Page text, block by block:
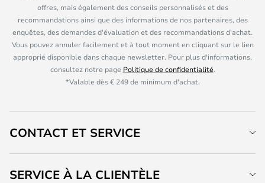
offres, mais également des conseils personnalisés et des
recommandations ainsi que des informations de nos partenaires, des
enquêtes, des demandes d'évaluation et des recommandations d'achat.
Vous pouvez annuler facilement et à tout moment en cliquant sur le lien
approprié disponible dans chaque newsletter. Pour plus d'informations,
consultez notre page Politique de confidentialité.
*Valable dès € 249 de minimum d'achat.
CONTACT ET SERVICE
SERVICE À LA CLIENTÈLE